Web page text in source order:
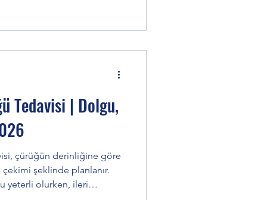
Tedavisi | Dolgu,
şeklinde planlanır.
yeterli olurken, ileri